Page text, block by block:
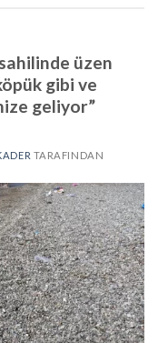
üzen
gibi ve
geliyor”
TARAFINDAN